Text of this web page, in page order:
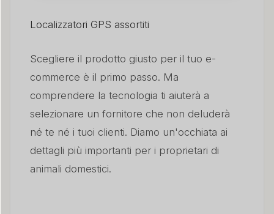
Localizzatori GPS assortiti
Scegliere il prodotto giusto per il tuo e-
commerce è il primo passo. Ma
comprendere la tecnologia ti aiuterà a
selezionare un fornitore che non deluderà
né te né i tuoi clienti. Diamo un'occhiata ai
dettagli più importanti per i proprietari di
animali domestici.